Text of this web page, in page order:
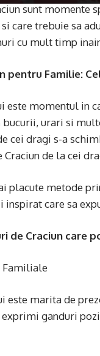
sunt momente
care trebuie sa
cu mult timp
pentru Familie:
este momentul in
urari si
cei dragi s-a
de la cei
placute metode
inspirat care sa
de Craciun care
Familiale
este marita de
exprimi ganduri